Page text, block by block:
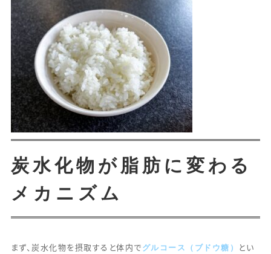
炭水化物が脂肪に変わる
メカニズム
まず、炭水化物を摂取すると体内で グルコース（ブドウ糖） とい